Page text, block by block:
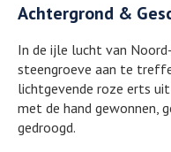
Achtergrond &
In de ijle lucht van
steengroeve aan te
lichtgevende roze erts
met de hand gewonnen,
gedroogd.